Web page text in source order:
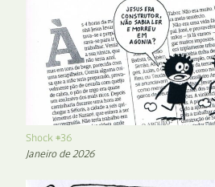
Shock #36
Janeiro de 2026